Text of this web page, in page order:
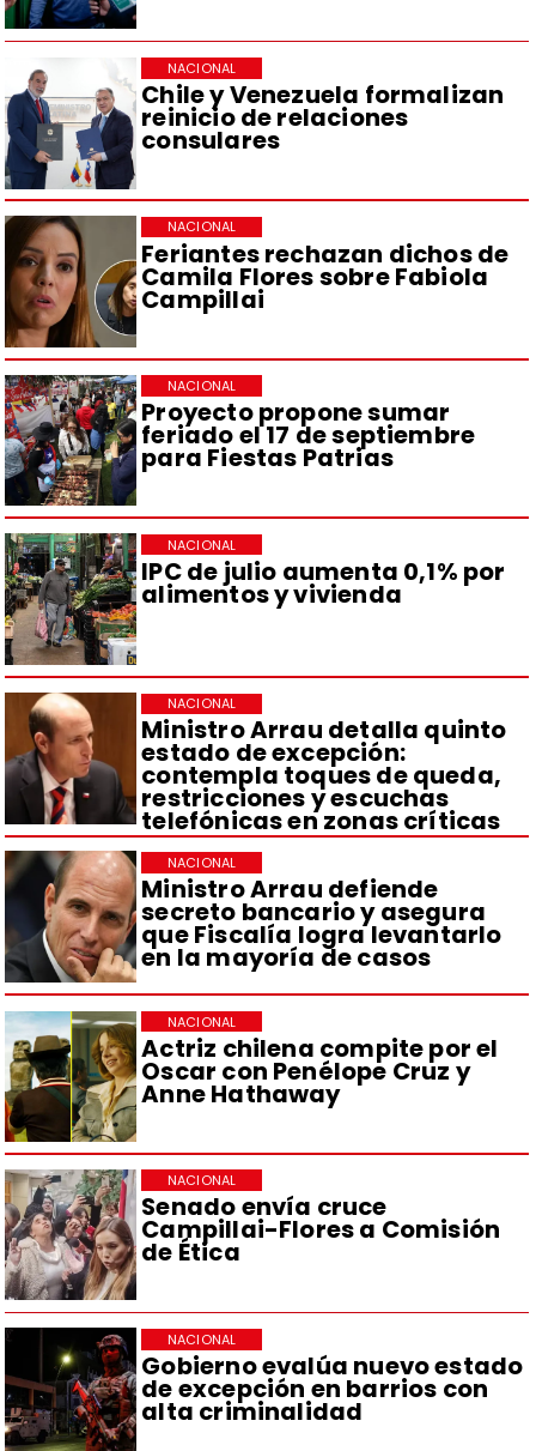
Chile y Venezuela formalizan
reinicio de relaciones
consulares
NACIONAL
Feriantes rechazan dichos de
Camila Flores sobre Fabiola
Campillai
NACIONAL
Proyecto propone sumar
feriado el 17 de septiembre
para Fiestas Patrias
NACIONAL
IPC de julio aumenta 0,1% por
alimentos y vivienda
NACIONAL
Ministro Arrau detalla quinto
estado de excepción:
contempla toques de queda,
restricciones y escuchas
telefónicas en zonas críticas
NACIONAL
Ministro Arrau defiende
secreto bancario y asegura
que Fiscalía logra levantarlo
en la mayoría de casos
NACIONAL
Actriz chilena compite por el
Oscar con Penélope Cruz y
Anne Hathaway
NACIONAL
Senado envía cruce
Campillai-Flores a Comisión
de Ética
NACIONAL
Gobierno evalúa nuevo estado
de excepción en barrios con
alta criminalidad
NACIONAL